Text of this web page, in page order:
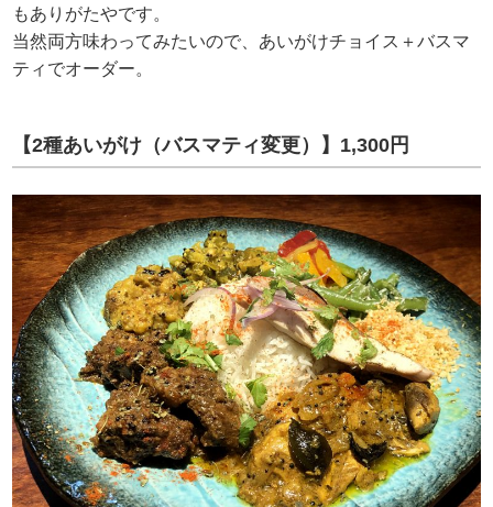
もありがたやです。
当然両方味わってみたいので、あいがけチョイス＋バスマ
ティでオーダー。
【2種あいがけ（バスマティ変更）】1,300円